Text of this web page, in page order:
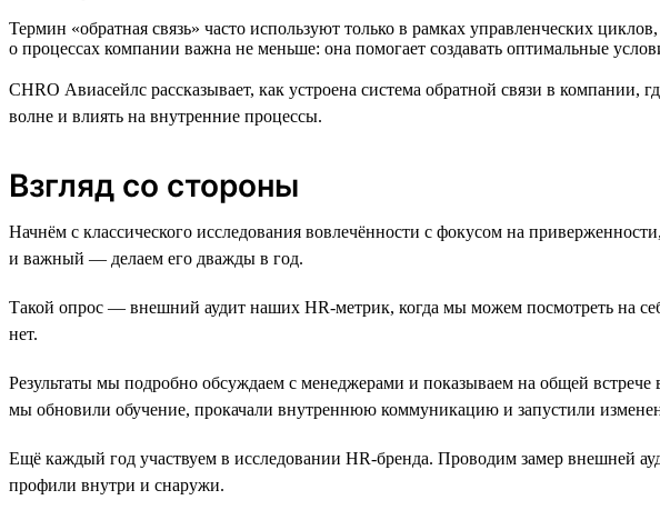
Термин «обратная связь» часто используют только в рамках управленческих
о процессах компании важна не меньше: она помогает создавать оптимальные
CHRO Авиасейлс рассказывает, как устроена система обратной связи в
волне и влиять на внутренние процессы.
Взгляд со стороны
Начнём с классического исследования вовлечённости с фокусом на
и важный — делаем его дважды в год.
Такой опрос — внешний аудит наших HR-метрик, когда мы можем посмотреть на
нет.
Результаты мы подробно обсуждаем с менеджерами и показываем на общей
мы обновили обучение, прокачали внутреннюю коммуникацию и запустили
Ещё каждый год участвуем в исследовании HR-бренда. Проводим замер внешней
профили внутри и снаружи.